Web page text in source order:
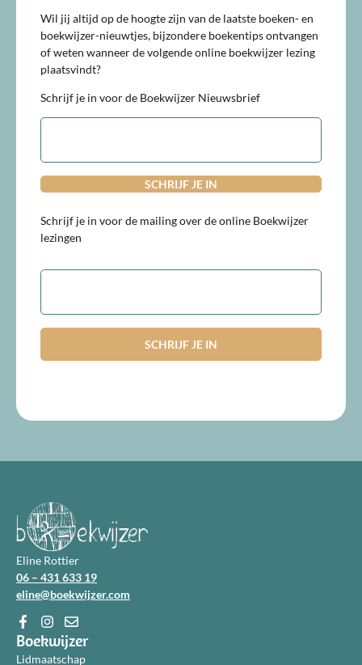
Wil jij altijd op de hoogte zijn van de laatste boeken- en
boekwijzer-nieuwtjes, bijzondere boekentips ontvangen
of weten wanneer de volgende online boekwijzer lezing
plaatsvindt?
Schrijf je in voor de Boekwijzer Nieuwsbrief
E-
Schrijf je in voor de mailing over de online Boekwijzer
lezingen
E-
Eline Rottier
06 – 431 633 19
eline@boekwijzer.com
Boekwijzer
Lidmaatschap